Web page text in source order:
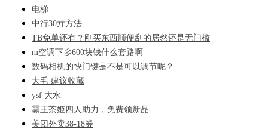
电梯
中行30亓方法
TB免单还有？刚买东西顺便刮的居然还是无门槛
m空调下乡600块钱什么套路啊
数码相机的快门键是不是可以调节呢？
大毛 建议收藏
ysf 大水
霸王茶姬四人助力，免费领新品
美团外卖38-18券